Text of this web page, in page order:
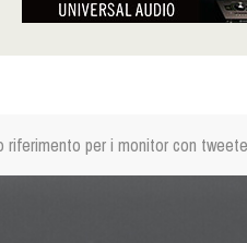
riferimento per i monitor con